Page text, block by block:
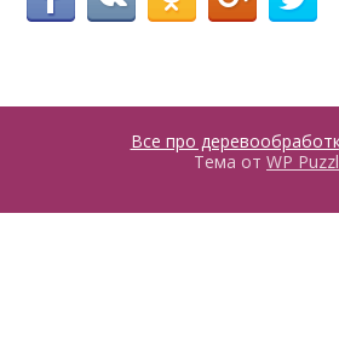
Все про
Тема от WP